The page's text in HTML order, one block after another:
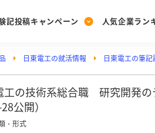
記投稿キャンペーン
Post
投稿する
人気企業ラン
Ranking
ランキングを見る
PickUp
注目の企業特集
日東電工の就活情報 日東電工の筆
工の技術系総合職 研究開発
公開）
・形式